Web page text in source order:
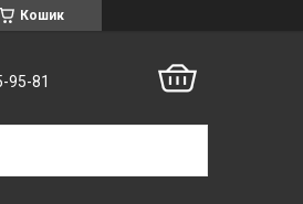
Кошик
95-81